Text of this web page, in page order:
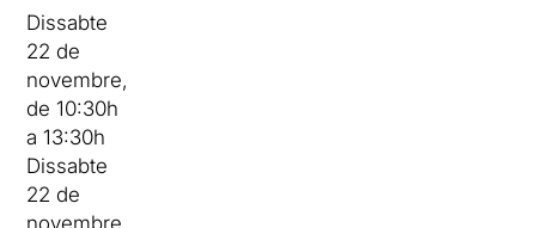
Dissabte
22 de
novembre,
de 10:30h
a 13:30h
Dissabte
22 de
novembre